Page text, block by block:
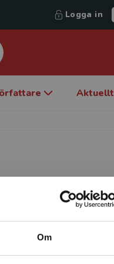
Om
Logga in
Aktuellt
Dronning Mauds Minne,